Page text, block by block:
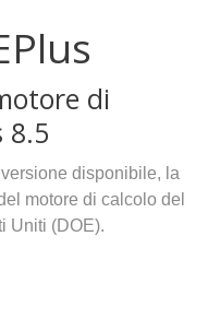
di
8.5
disponibile, la
motore di calcolo del
Uniti (DOE).